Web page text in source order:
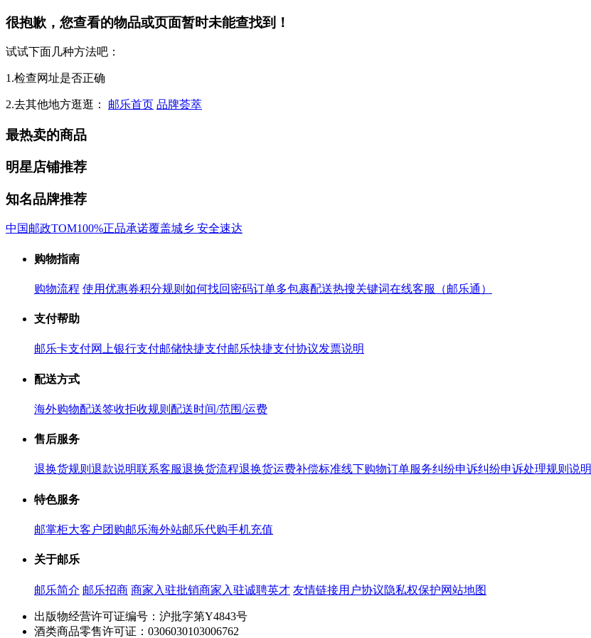
很抱歉，您查看的物品或页面暂时未能查找到！
试试下面几种方法吧：
1.检查网址是否正确
2.去其他地方逛逛： 邮乐首页 品牌荟萃
最热卖的商品
明星店铺推荐
知名品牌推荐
中国邮政TOM100%正品承诺覆盖城乡 安全速达
购物指南
购物流程 使用优惠券积分规则 如何找回密码订单多包裹配送热搜关键词在线客服（邮乐通）
支付帮助
邮乐卡支付网上银行支付邮储快捷支付邮乐快捷支付协议发票说明
配送方式
海外购物配送签收拒收规则 配送时间/范围/运费
售后服务
退换货规则 退款说明联系客服退换货流程退换货运费补偿标准线下购物订单服务纠纷申诉纠纷申诉处理规则说明
特色服务
邮掌柜大客户团购邮乐海外站邮乐代购手机充值
关于邮乐
邮乐简介 邮乐招商 商家入驻批销商家入驻诚聘英才 友情链接用户协议隐私权保护网站地图
出版物经营许可证编号：沪批字第Y4843号
酒类商品零售许可证：0306030103006762